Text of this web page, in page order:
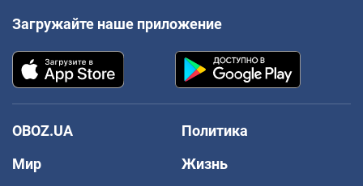
Загружайте наше приложение
OBOZ.UA
Политика
Мир
Жизнь